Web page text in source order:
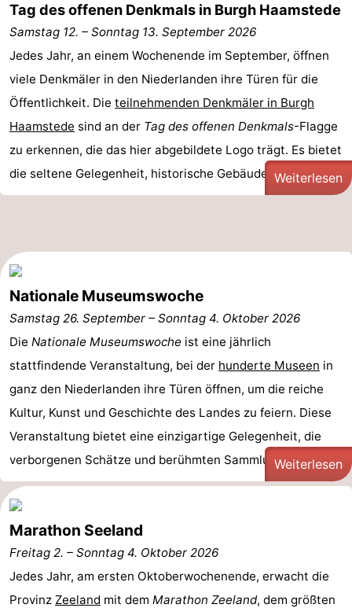
Vlissingen
-
Middelburg
Wetter
Kontakt
Tag des offenen Denkmals in Burgh Haamstede
Samstag 12. – Sonntag 13. September 2026
Jedes Jahr, an einem Wochenende im September, öffnen
viele Denkmäler in den Niederlanden ihre Türen für die
Öffentlichkeit. Die teilnehmenden Denkmäler in Burgh
Haamstede sind an der Tag des offenen Denkmals-Flagge
zu erkennen, die das hier abgebildete Logo trägt. Es bietet
die seltene Gelegenheit, historische Gebäude, Kirchen, ...
Weiterlesen
Nationale Museumswoche
Samstag 26. September – Sonntag 4. Oktober 2026
Die Nationale Museumswoche ist eine jährlich
stattfindende Veranstaltung, bei der hunderte Museen in
ganz den Niederlanden ihre Türen öffnen, um die reiche
Kultur, Kunst und Geschichte des Landes zu feiern. Diese
Veranstaltung bietet eine einzigartige Gelegenheit, die
verborgenen Schätze und berühmten Sammlungen der ...
Weiterlesen
Marathon Seeland
Freitag 2. – Sonntag 4. Oktober 2026
Jedes Jahr, am ersten Oktoberwochenende, erwacht die
Provinz Zeeland mit dem Marathon Zeeland, dem größten